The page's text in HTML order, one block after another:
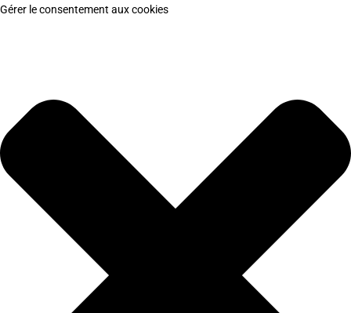
Gérer le consentement aux cookies